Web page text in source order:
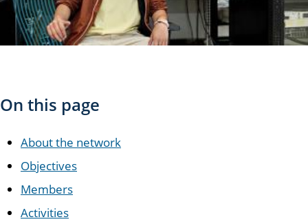
On this page
About the network
Objectives
Members
Activities